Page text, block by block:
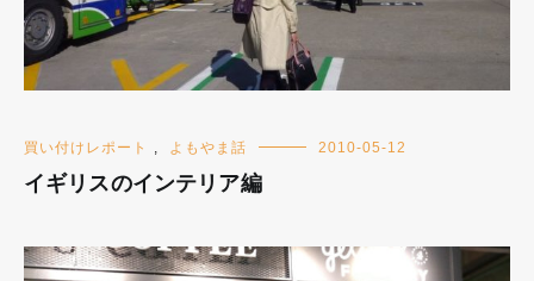
買い付けレポート よもやま話 2010-05-12
イギリスのインテリア編